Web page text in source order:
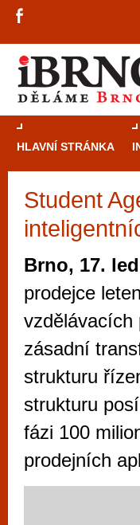
HLAVNÍ STRÁNKA
Student
Brno, 17.
prodejce
vzdělávacích
zásadní
strukturu
strukturu
fázi 100
prodejních
Mimo jiné je
vyzkoušet
metropoli
po moderní
příležitostné